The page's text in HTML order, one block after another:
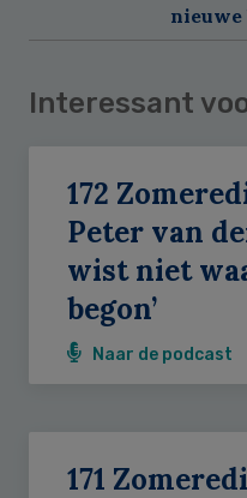
nieuwe
Interessant
172
Peter van
wist niet
begon’
Naar de podcast
171